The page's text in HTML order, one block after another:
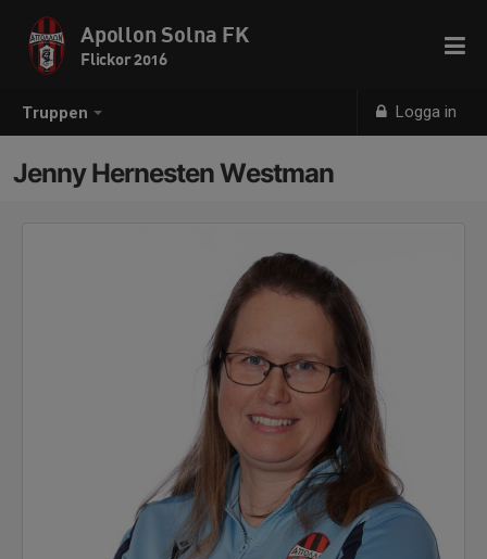
Truppen Logga in
Apollon Solna FK
Flickor 2016
Jenny Hernesten Westman